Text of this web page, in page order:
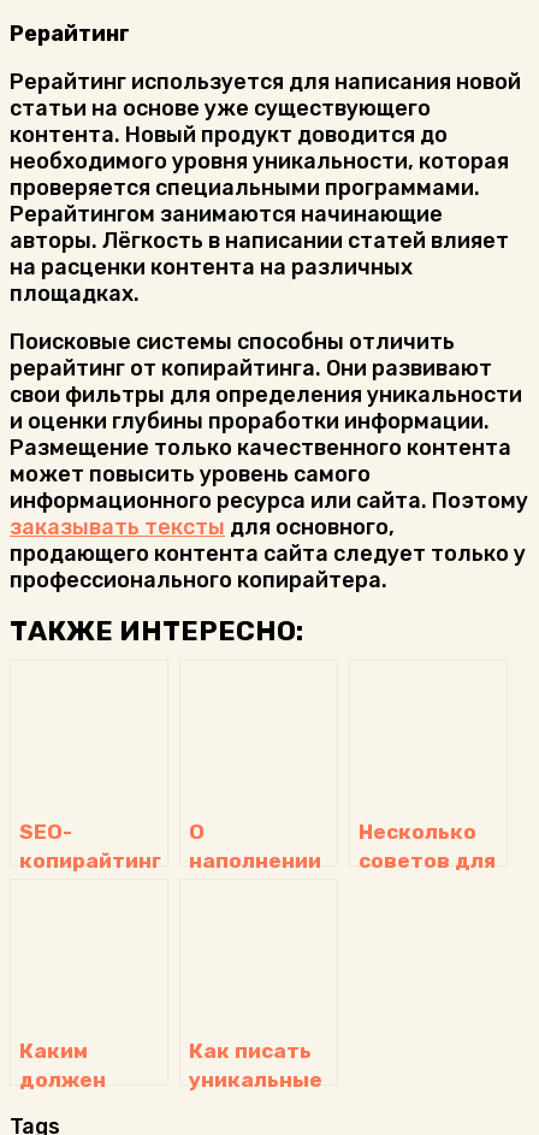
Рерайтинг
Рерайтинг используется для написания новой
статьи на основе уже существующего
контента. Новый продукт доводится до
необходимого уровня уникальности, которая
проверяется специальными программами.
Рерайтингом занимаются начинающие
авторы. Лёгкость в написании статей влияет
на расценки контента на различных
площадках.
Поисковые системы способны отличить
рерайтинг от копирайтинга. Они развивают
свои фильтры для определения уникальности
и оценки глубины проработки информации.
Размещение только качественного контента
может повысить уровень самого
информационного ресурса или сайта. Поэтому
заказывать тексты для основного,
продающего контента сайта следует только у
профессионального копирайтера.
ТАКЖЕ ИНТЕРЕСНО:
SEO-
копирайтинг
О
наполнении
Несколько
советов для
Каким
должен
Как писать
уникальные
Tags